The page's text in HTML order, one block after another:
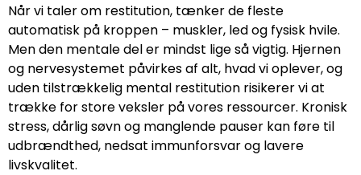
Når vi taler om restitution, tænker de fleste
automatisk på kroppen – muskler, led og fysisk hvile.
Men den mentale del er mindst lige så vigtig. Hjernen
og nervesystemet påvirkes af alt, hvad vi oplever, og
uden tilstrækkelig mental restitution risikerer vi at
trække for store veksler på vores ressourcer. Kronisk
stress, dårlig søvn og manglende pauser kan føre til
udbrændthed, nedsat immunforsvar og lavere
livskvalitet.